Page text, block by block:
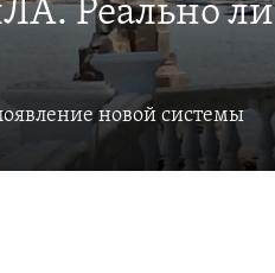
Реально ли
новой системы